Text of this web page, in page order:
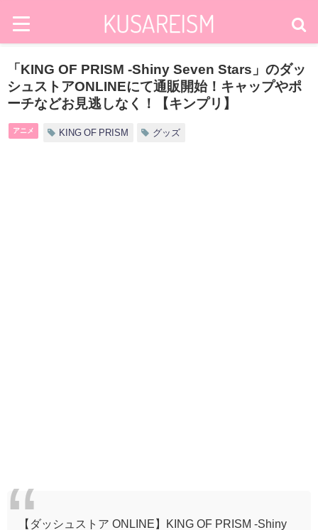
「KING OF PRISM -Shiny Seven Stars」のダッ
シュストアONLINEにて通販開始！キャップやポ
ーチなどお見逃しなく！【キンプリ】
アニメ KING OF PRISM グッズ
【ダッシュストア ONLINE】KING OF PRISM -Shiny